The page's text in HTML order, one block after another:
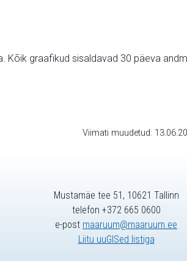
Kõik graafikud sisaldavad 30 päeva
Viimati muudetud:
Mustamäe tee 51, 10621 Tallinn
telefon +372 665 0600
e-post maaruum@maaruum.ee
Liitu uuGISed listiga